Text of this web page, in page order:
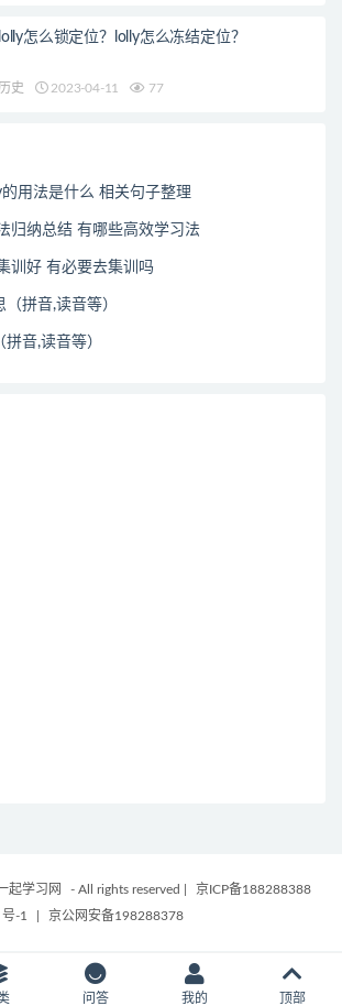
lolly怎么锁定位？lolly怎么冻结定位？
历史 2023-04-11 77
用法是什么 相关句子整理
归纳总结 有哪些高效学习法
训好 有必要去集训吗
（拼音,读音等）
拼音,读音等）
起学习网 - All rights reserved
京ICP备188288388
号-1
京公网安备198288378
问答 我的 顶部